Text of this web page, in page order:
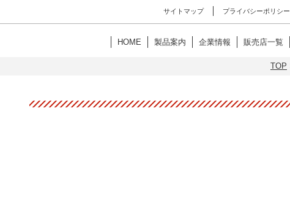
サイトマップ プライバシーポリシー
HOME 製品案内 企業情報 販売店一覧
TOP